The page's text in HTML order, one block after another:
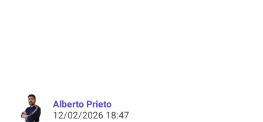
Alberto Prieto
12/02/2026 18:47